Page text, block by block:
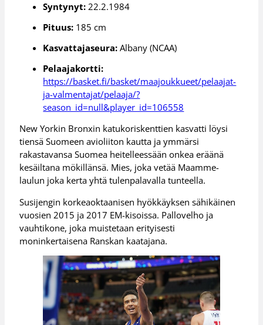
Syntynyt: 22.2.1984
Pituus: 185 cm
Kasvattajaseura: Albany (NCAA)
Pelaajakortti:
https://basket.fi/basket/maajoukkueet/pelaajat-
ja-valmentajat/pelaaja/?
season_id=null&player_id=106558
New Yorkin Bronxin katukoriskenttien kasvatti löysi
tiensä Suomeen avioliiton kautta ja ymmärsi
rakastavansa Suomea heitelleessään onkea eräänä
kesäiltana mökillänsä. Mies, joka vetää Maamme-
laulun joka kerta yhtä tulenpalavalla tunteella.
Susijengin korkeaoktaanisen hyökkäyksen sähikäinen
vuosien 2015 ja 2017 EM-kisoissa. Pallovelho ja
vauhtikone, joka muistetaan erityisesti
moninkertaisena Ranskan kaatajana.